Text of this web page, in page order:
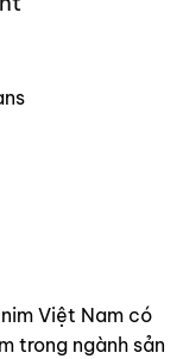
Việt Nam có
trong ngành sản